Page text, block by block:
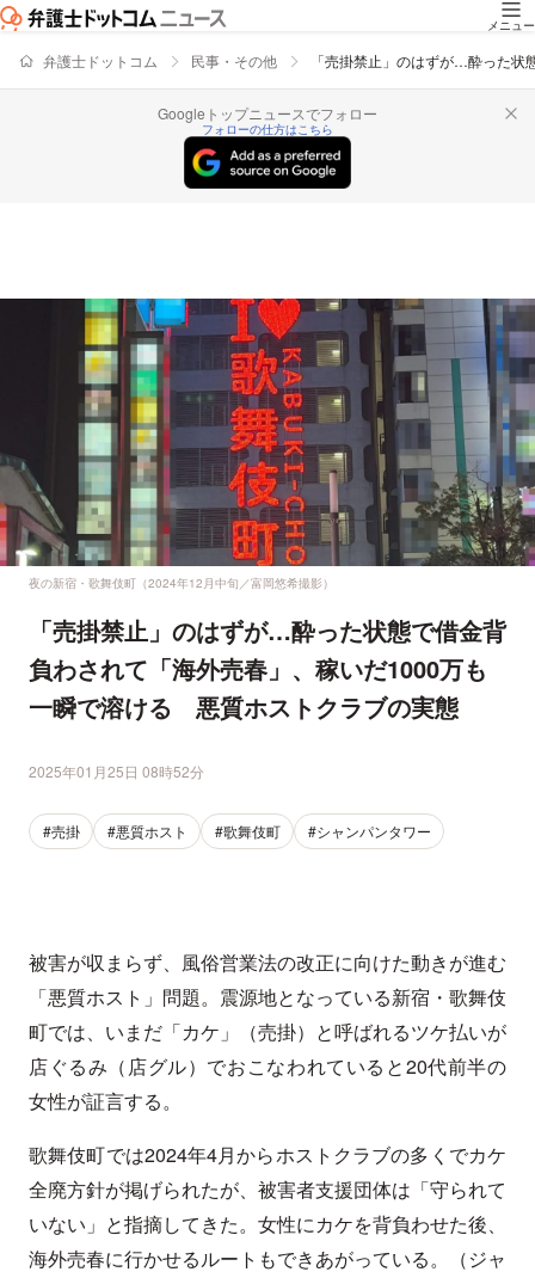
メニュー
弁護士ドットコム 民事・その他 「売掛禁止」のはずが…酔った
Googleトップニュースでフォロー
フォローの仕方はこちら
夜の新宿・歌舞伎町（2024年12月中旬／富岡悠希撮影）
「売掛禁止」のはずが…酔った状態で借金背
負わされて「海外売春」、稼いだ1000万も
一瞬で溶ける 悪質ホストクラブの実態
2025年01月25日 08時52分
#売掛 #悪質ホスト #歌舞伎町 #シャンパンタワー
被害が収まらず、風俗営業法の改正に向けた動きが進む
「悪質ホスト」問題。震源地となっている新宿・歌舞伎
町では、いまだ「カケ」（売掛）と呼ばれるツケ払いが
店ぐるみ（店グル）でおこなわれていると20代前半の
女性が証言する。
歌舞伎町では2024年4月からホストクラブの多くでカケ
全廃方針が掲げられたが、被害者支援団体は「守られて
いない」と指摘してきた。女性にカケを背負わせた後、
海外売春に行かせるルートもできあがっている。（ジャ